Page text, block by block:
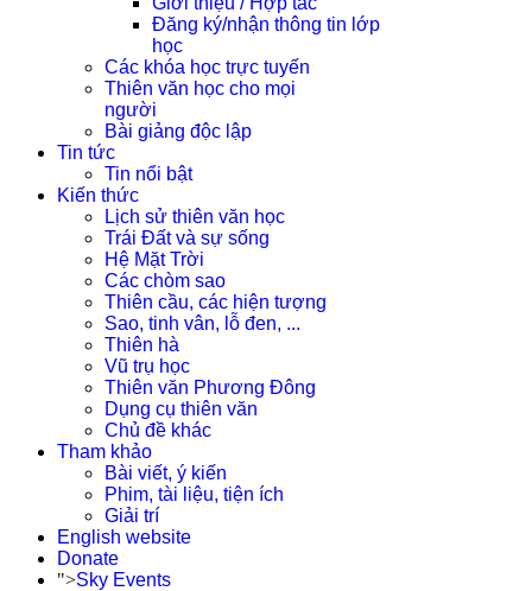
Đăng ký/nhận thông tin lớp
học
Các khóa học trực tuyến
Thiên văn học cho mọi
người
Bài giảng độc lập
Tin tức
Tin nổi bật
Kiến thức
Lịch sử thiên văn học
Trái Đất và sự sống
Hệ Mặt Trời
Các chòm sao
Thiên cầu, các hiện tượng
Sao, tinh vân, lỗ đen, ...
Thiên hà
Vũ trụ học
Thiên văn Phương Đông
Dụng cụ thiên văn
Chủ đề khác
Tham khảo
Bài viết, ý kiến
Phim, tài liệu, tiện ích
Giải trí
English website
Donate
">Sky Events